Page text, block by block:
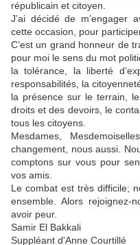
républicain et citoyen.
J’ai décidé de m’engager
cette occasion, pour
C’est un grand honneur de
pour moi le sens du mot
la tolérance, la liberté
responsabilités, la
la présence sur le terrain,
droits et des devoirs, le
tous les citoyens.
Mesdames,
changement, nous aussi.
comptons sur vous pour
vos amis.
Le combat est très difficile;
ensemble. Alors rejoignez-
avoir peur.
Samir El Bakkali
Suppléant d'Anne Courtillé